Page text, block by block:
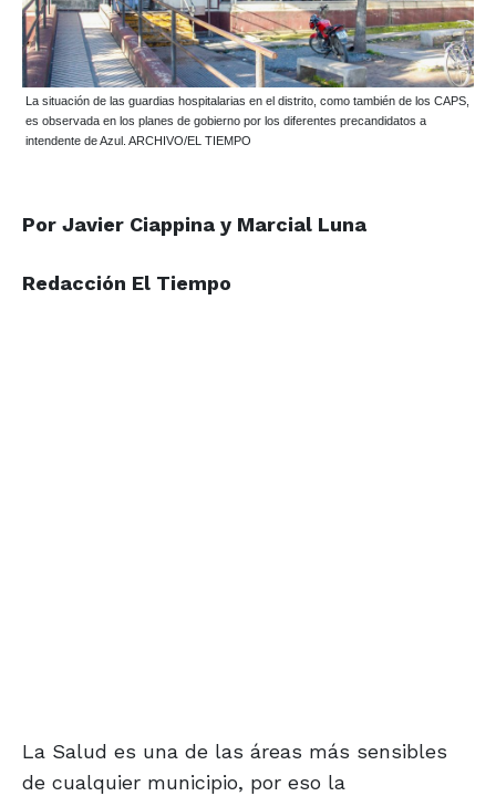
La situación de las guardias hospitalarias en el distrito, como también de los CAPS,
es observada en los planes de gobierno por los diferentes precandidatos a
intendente de Azul. ARCHIVO/EL TIEMPO
Por Javier Ciappina y Marcial Luna
Redacción El Tiempo
La Salud es una de las áreas más sensibles
de cualquier municipio, por eso la